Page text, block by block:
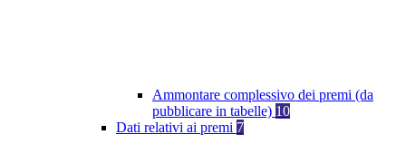
Ammontare complessivo dei premi (da
pubblicare in tabelle) 10
Dati relativi ai premi 7